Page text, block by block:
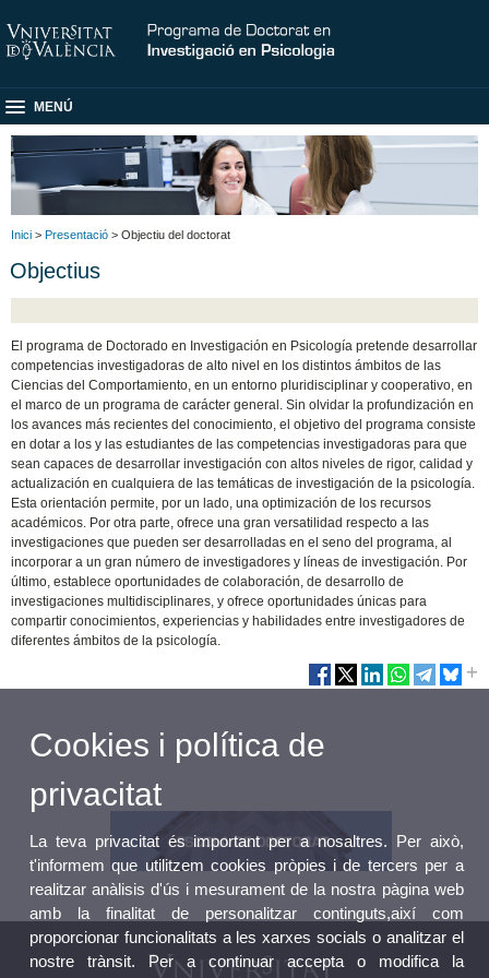
MENÚ
Inici > Presentació > Objectiu del doctorat
Objectius
El programa de Doctorado en Investigación en Psicología pretende desarrollar
competencias investigadoras de alto nivel en los distintos ámbitos de las
Ciencias del Comportamiento, en un entorno pluridisciplinar y cooperativo, en
el marco de un programa de carácter general. Sin olvidar la profundización en
los avances más recientes del conocimiento, el objetivo del programa consiste
en dotar a los y las estudiantes de las competencias investigadoras para que
sean capaces de desarrollar investigación con altos niveles de rigor, calidad y
actualización en cualquiera de las temáticas de investigación de la psicología.
Esta orientación permite, por un lado, una optimización de los recursos
académicos. Por otra parte, ofrece una gran versatilidad respecto a las
investigaciones que pueden ser desarrolladas en el seno del programa, al
incorporar a un gran número de investigadores y líneas de investigación. Por
último, establece oportunidades de colaboración, de desarrollo de
investigaciones multidisciplinares, y ofrece oportunidades únicas para
compartir conocimientos, experiencias y habilidades entre investigadores de
diferentes ámbitos de la psicología.
Cookies i política de
privacitat
La teva privacitat és important per a nosaltres. Per això,
t'informem que utilitzem cookies pròpies i de tercers per a
realitzar anàlisis d'ús i mesurament de la nostra pàgina web
amb la finalitat de personalitzar continguts,així com
proporcionar funcionalitats a les xarxes socials o analitzar el
nostre trànsit. Per a continuar accepta o modifica la